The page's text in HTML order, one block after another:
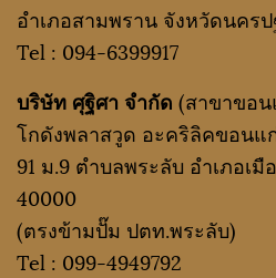
อำเภอสามพราน จังหวัดนครป
Tel : 094-6399917
บริษัท ศุฐิศา จำกัด (สาขาขอ
โกดังพลาสวูด อะคริลิคขอนแ
91 ม.9 ตำบลพระลับ อำเภอเ
40000
(ตรงข้ามปั๊ม ปตท.พระลับ)
Tel : 099-4949792